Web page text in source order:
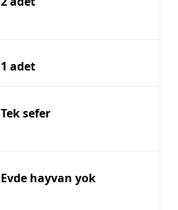
1 adet
Tek sefer
Evde hayvan yok